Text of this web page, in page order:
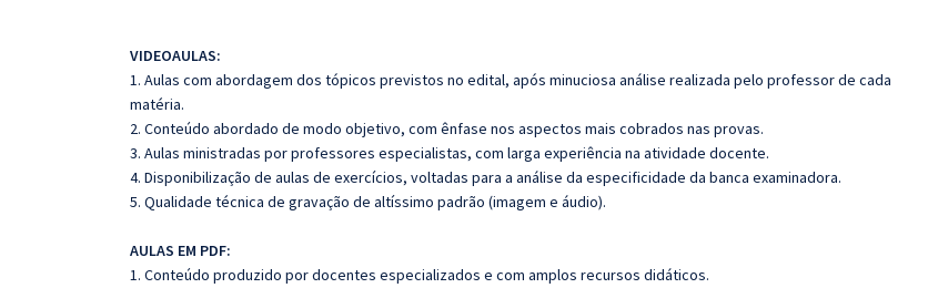
VIDEOAULAS:
1. Aulas com abordagem dos tópicos previstos no edital, após minuciosa análise realizada pelo professor de cada
matéria.
2. Conteúdo abordado de modo objetivo, com ênfase nos aspectos mais cobrados nas provas.
3. Aulas ministradas por professores especialistas, com larga experiência na atividade docente.
4. Disponibilização de aulas de exercícios, voltadas para a análise da especificidade da banca examinadora.
5. Qualidade técnica de gravação de altíssimo padrão (imagem e áudio).
AULAS EM PDF:
1. Conteúdo produzido por docentes especializados e com amplos recursos didáticos.